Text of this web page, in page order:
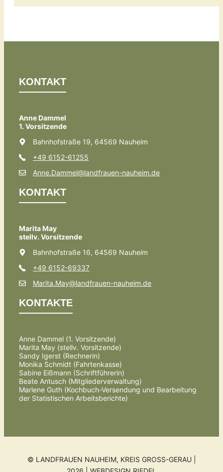
KONTAKT
Anne Dammel
1. Vorsitzende
Bahnhofstraße 19, 64569 Nauheim
+49 6152-61255
Anne.Dammel@landfrauen-nauheim.de
KONTAKT
Marita May
stellv. Vorsitzende
Bahnhofstraße 16, 64569 Nauheim
+49 6152-69337
Marita.May@landfrauen-nauheim.de
KONTAKTE
Anne Dammel (1. Vorsitzende)
Marita May (stellv. Vorsitzende)
Sandy Igerst (Rechnerin)
Monika Schmidt (Fahrtenkasse)
Sabine Eißmann (Schriftführerin)
Beate Antusch (Mitgliederverwaltung)
Marlene Guth (Kochbuch-Versendung und Bearbeitung
der Statistischen Arbeitsberichte)
© LANDFRAUEN NAUHEIM, KREIS GROSS-GERAU | 2